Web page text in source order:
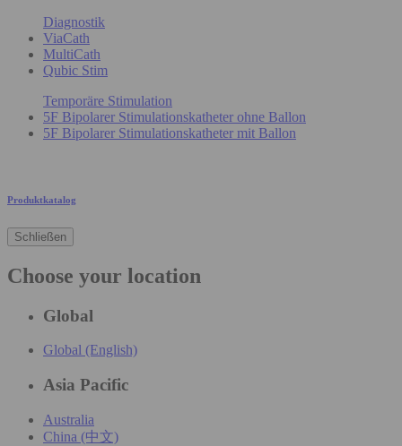
Diagnostik
ViaCath
MultiCath
Qubic Stim
Temporäre Stimulation
5F Bipolarer Stimulationskatheter ohne Ballon
5F Bipolarer Stimulationskatheter mit Ballon
Produktkatalog
Schließen
Choose your location
Global
Global (English)
Asia Pacific
Australia
China (中文)